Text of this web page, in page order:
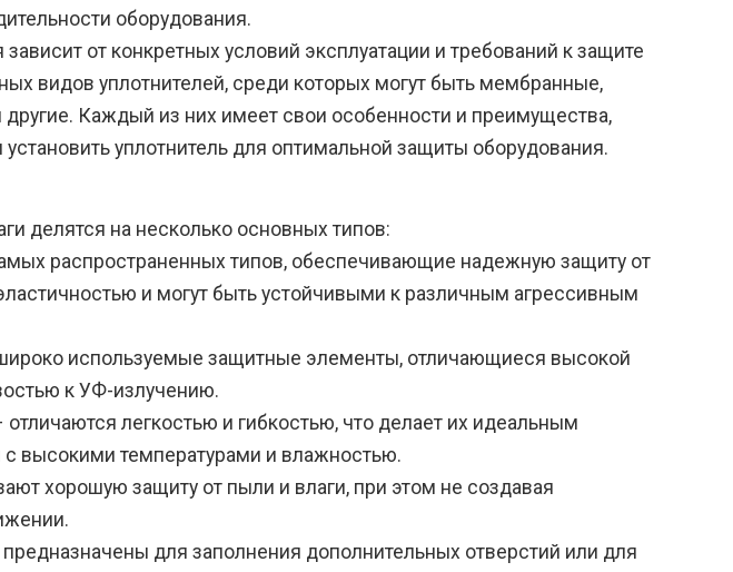
оборудования.
от конкретных условий эксплуатации и требований к защите
видов уплотнителей, среди которых могут быть мембранные,
Каждый из них имеет свои особенности и преимущества,
уплотнитель для оптимальной защиты оборудования.
делятся на несколько основных типов:
распространенных типов, обеспечивающие надежную защиту от
и могут быть устойчивыми к различным агрессивным
используемые защитные элементы, отличающиеся высокой
к УФ-излучению.
легкостью и гибкостью, что делает их идеальным
высокими температурами и влажностью.
хорошую защиту от пыли и влаги, при этом не создавая
для заполнения дополнительных отверстий или для